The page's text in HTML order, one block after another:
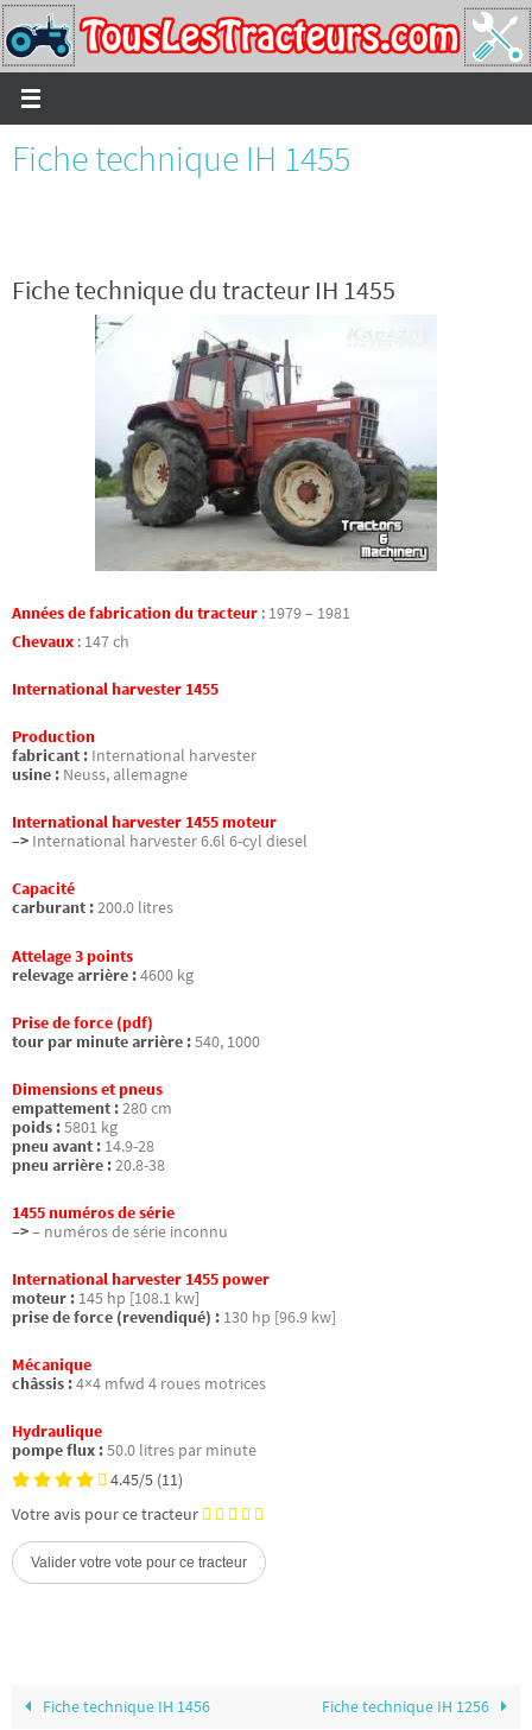
Passer
vers
le
contenu
Fiche technique IH 1455
Fiche technique du tracteur IH 1455
Années de fabrication du tracteur : 1979 – 1981
Chevaux : 147 ch
International harvester 1455
Production
fabricant : International harvester
usine : Neuss, allemagne
International harvester 1455 moteur
–> International harvester 6.6l 6-cyl diesel
Capacité
carburant :200.0 litres
Attelage 3 points
relevage arrière :4600 kg
Prise de force (pdf)
tour par minute arrière :540, 1000
Dimensions et pneus
empattement :280 cm
poids :5801 kg
pneu avant : 14.9-28
pneu arrière :20.8-38
1455 numéros de série
–>– numéros de série inconnu
International harvester 1455 power
moteur : 145 hp [108.1 kw]
prise de force (revendiqué) : 130 hp [96.9 kw]
Mécanique
châssis :4×4 mfwd 4 roues motrices
Hydraulique
pompe flux :50.0 litres par minute
4.45/5 (11)
Votre avis pour ce tracteur
Fiche technique IH 1456 Fiche technique IH 1256